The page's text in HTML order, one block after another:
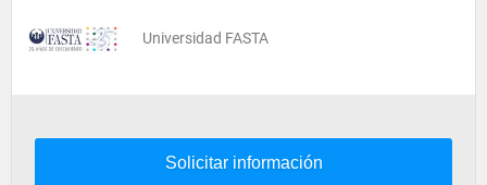
Universidad FASTA
Solicitar información